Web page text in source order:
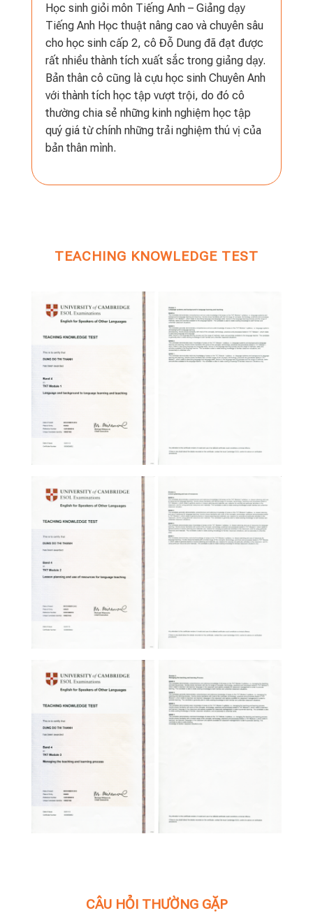
Học sinh giỏi môn Tiếng Anh – Giảng dạy
Tiếng Anh Học thuật nâng cao và chuyên sâu
cho học sinh cấp 2, cô Đỗ Dung đã đạt được
rất nhiều thành tích xuất sắc trong giảng dạy.
Bản thân cô cũng là cựu học sinh Chuyên Anh
với thành tích học tập vượt trội, do đó cô
thường chia sẻ những kinh nghiệm học tập
quý giá từ chính những trải nghiệm thú vị của
bản thân mình.
TEACHING KNOWLEDGE TEST
CÂU HỎI THƯỜNG GẶP